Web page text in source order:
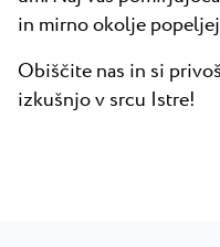
in mirno okolje
Obiščite nas in si
izkušnjo v srcu Istre!